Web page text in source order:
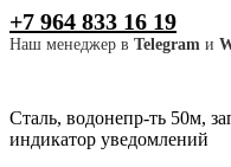
+7 964 833 16 19
Наш менеджер в Telegram и
Сталь, водонепр-ть 50м,
индикатор уведомлений